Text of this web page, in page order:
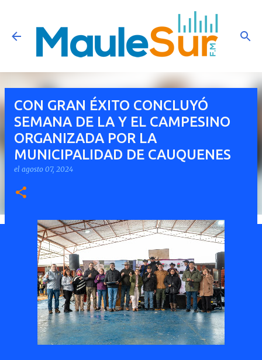
Ir al contenido principal
CON GRAN ÉXITO CONCLUYÓ
SEMANA DE LA Y EL CAMPESINO
ORGANIZADA POR LA
MUNICIPALIDAD DE CAUQUENES
el agosto 07, 2024